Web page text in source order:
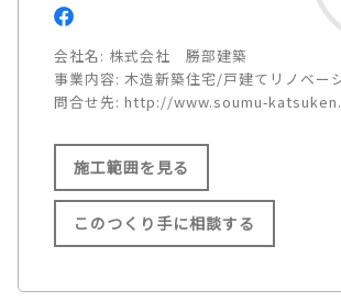
会社名: 株式会社 勝部建築
事業内容: 木造新築住宅/戸建てリノベー
問合せ先: http://www.soumu-
施工範囲を見る
施工範囲
このつくり手に相談する